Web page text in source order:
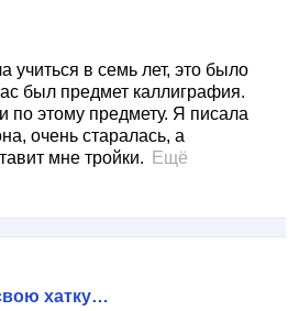
учиться в семь лет, это было
был предмет каллиграфия.
по этому предмету. Я писала
очень старалась, а
мне тройки.
Ещё
хатку…